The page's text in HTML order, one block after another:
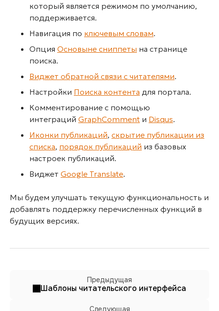
который является режимом по умолчанию,
поддерживается.
Навигация по ключевым словам.
Опция Основыне сниппеты на странице
поиска.
Виджет обратной связи с читателями.
Настройки Поиска контента для портала.
Комментирование с помощью
интеграций GraphComment и Disqus.
Иконки публикаций, скрытие публикации из
списка, порядок публикаций из базовых
настроек публикаций.
Виджет Google Translate.
Мы будем улучшать текущую функциональность и
добавлять поддержку перечисленных функций в
будущих версиях.
Предыдущая
Шаблоны читательского интерфейса
Следующая